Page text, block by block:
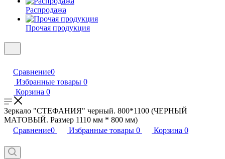
Распродажа
Прочая продукция
Сравнение0
Избранные товары 0
Корзина 0
Зеркало "СТЕФАНИЯ" черный. 800*1100 (ЧЕРНЫЙ
МАТОВЫЙ. Размер 1110 мм * 800 мм)
Сравнение0 Избранные товары 0 Корзина 0